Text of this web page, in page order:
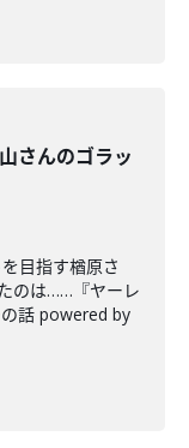
さんのゴラッ
目指す楢原さ
のは……『ヤーレ
話 powered by